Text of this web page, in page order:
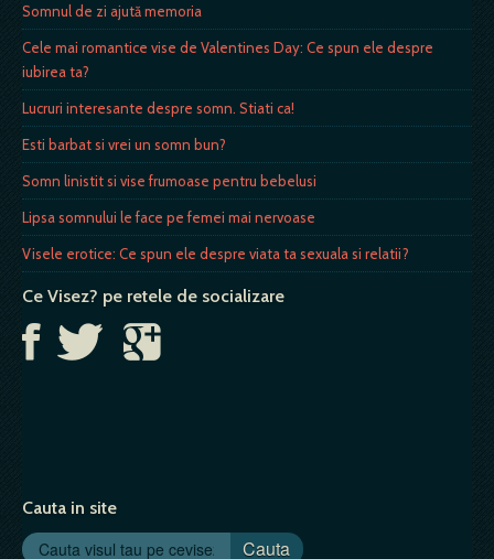
Somnul de zi ajută memoria
Cele mai romantice vise de Valentines Day: Ce spun ele despre
iubirea ta?
Lucruri interesante despre somn. Stiati ca!
Esti barbat si vrei un somn bun?
Somn linistit si vise frumoase pentru bebelusi
Lipsa somnului le face pe femei mai nervoase
Visele erotice: Ce spun ele despre viata ta sexuala si relatii?
Ce Visez? pe retele de socializare
Cauta in site
Cauta